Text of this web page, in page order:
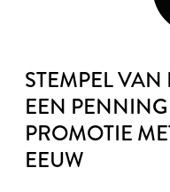
STEMPEL
EEN
PROMOTIE
EEUW